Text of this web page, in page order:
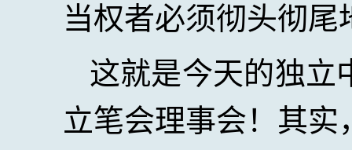
当权者必须彻头彻
这就是今天的独立
立笔会理事会！其